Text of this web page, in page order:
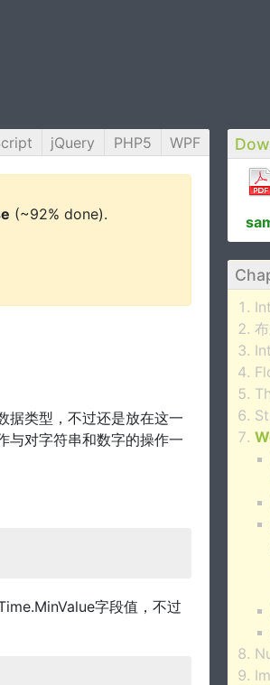
jQuery PHP5 WPF
(~92% done).
据类型，不过还是放在这一
与对字符串和数字的操作一
字段值，不过